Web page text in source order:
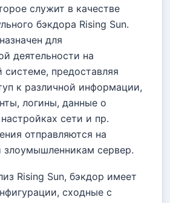
служит в качестве
бэкдора Rising Sun.
для
деятельности на
предоставляя
к различной информации,
логины, данные о
сети и пр.
отправляются на
злоумышленникам сервер.
Rising Sun, бэкдор имеет
сходные с